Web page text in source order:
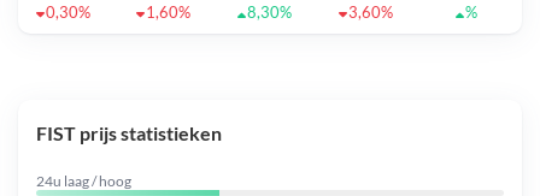
0,30%
1,60% 8,30% 3,60% %
FIST prijs statistieken
24u laag / hoog